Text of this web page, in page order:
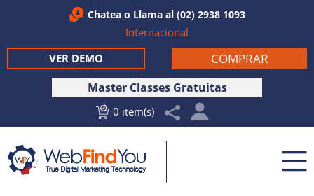
Chatea o Llama al (02) 2938 1093
Internacional
Master Classes Gratuitas
0 item(s)
COMPRAR
VER DEMO